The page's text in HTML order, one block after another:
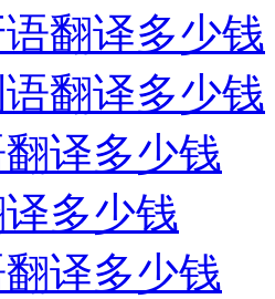
翻译多少钱
翻译多少钱
译多少钱
多少钱
译多少钱